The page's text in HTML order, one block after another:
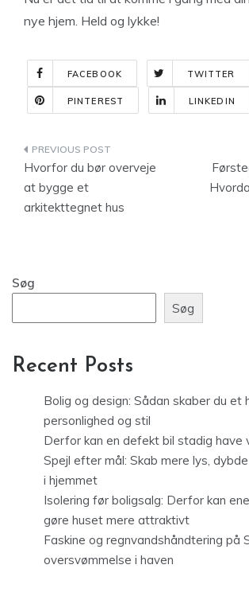
nye hjem. Held og lykke!
FACEBOOK TWITTER
PINTEREST LINKEDIN
Indlægsnavigation
Hvorfor du bør overveje
at bygge et
arkitekttegnet hus
Søg
Søg
Recent Posts
Bolig og design: Sådan skaber du et
personlighed og stil
Derfor kan en defekt bil stadig have
Spejl efter mål: Skab mere lys,
i hjemmet
Isolering før boligsalg: Derfor kan
gøre huset mere attraktivt
Faskine og regnvandshåndtering på
oversvømmelse i haven